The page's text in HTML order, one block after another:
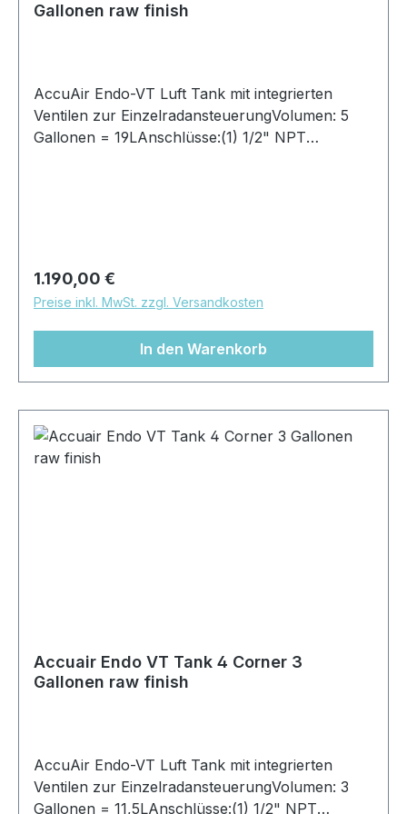
Gallonen raw finish
AccuAir Endo-VT Luft Tank mit integrierten
Ventilen zur EinzelradansteuerungVolumen: 5
Gallonen = 19LAnschlüsse:(1) 1/2" NPT
Regulärer Preis:
1.190,00 €
Preise inkl. MwSt. zzgl. Versandkosten
In den Warenkorb
Accuair Endo VT Tank 4 Corner 3
Gallonen raw finish
AccuAir Endo-VT Luft Tank mit integrierten
Ventilen zur EinzelradansteuerungVolumen: 3
Gallonen = 11,5LAnschlüsse:(1) 1/2" NPT